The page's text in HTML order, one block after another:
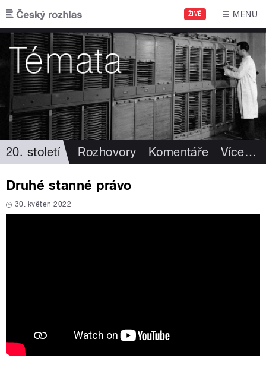
Přejít k hlavnímu obsahu
ŽIVĚ MENU
20. století Rozhovory Komentáře Více…
Druhé stanné právo
30. květen 2022